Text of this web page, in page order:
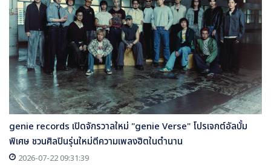
genie records เปิดจักรวาลใหม่ "genie Verse" โปรเจกต์อัลบั้ม
พิเศษ ชวนศิลปินรุ่นใหม่ตีความเพลงฮิตในตำนาน
2026-07-22 09:31:39